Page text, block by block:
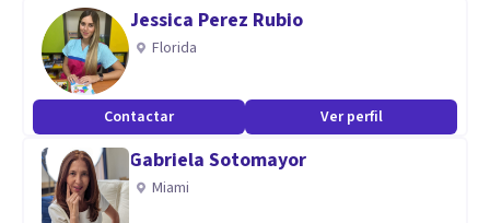
Jessica Perez Rubio
Florida
Contactar Ver perfil
Gabriela Sotomayor
Miami